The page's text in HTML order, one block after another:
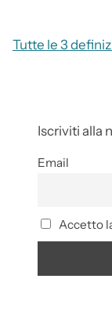
Tutte le 3
Iscriviti alla
Email
Accetto